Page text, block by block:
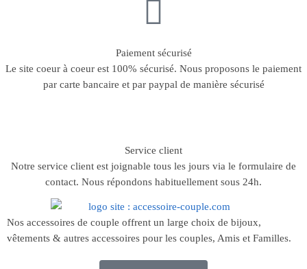
Paiement sécurisé
Le site coeur à coeur est 100% sécurisé. Nous proposons le paiement
par carte bancaire et par paypal de manière sécurisé
Service client
Notre service client est joignable tous les jours via le formulaire de
contact. Nous répondons habituellement sous 24h.
Nos accessoires de couple offrent un large choix de bijoux,
vêtements & autres accessoires pour les couples, Amis et Familles.